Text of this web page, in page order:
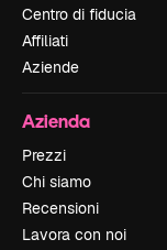
Centro di fiducia
Affiliati
Aziende
Azienda
Prezzi
Chi siamo
Recensioni
Lavora con noi